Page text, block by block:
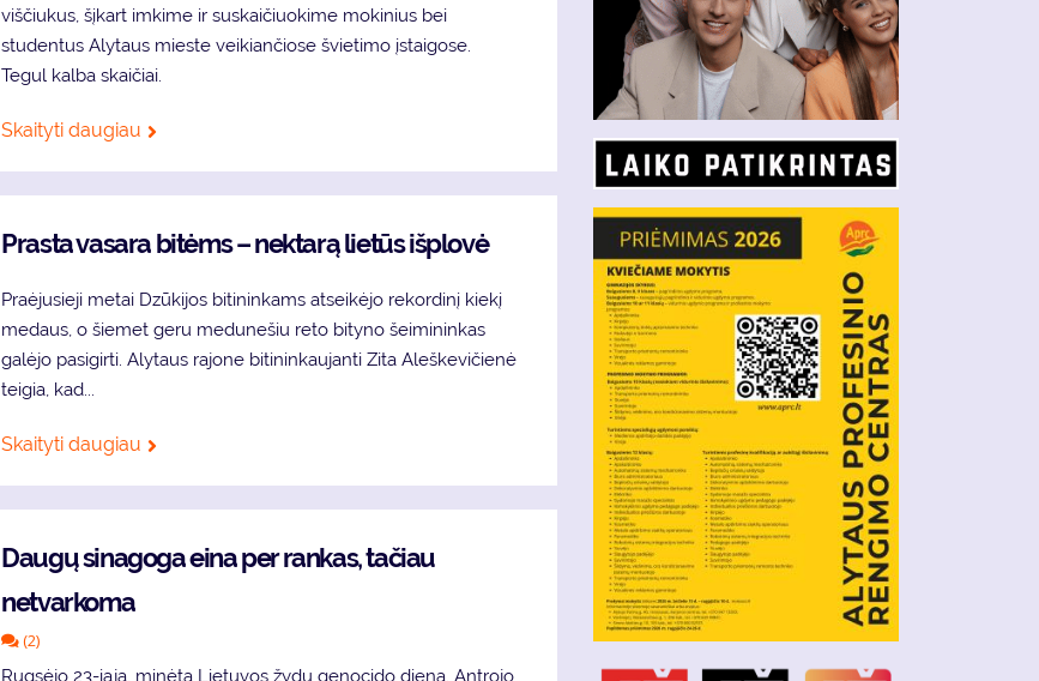
viščiukus, šįkart imkime ir suskaičiuokime mokinius bei
studentus Alytaus mieste veikiančiose švietimo įstaigose.
Tegul kalba skaičiai.
Skaityti daugiau
Prasta vasara bitėms – nektarą lietūs išplovė
Praėjusieji metai Dzūkijos bitininkams atseikėjo rekordinį kiekį
medaus, o šiemet geru medunešiu reto bityno šeimininkas
galėjo pasigirti. Alytaus rajone bitininkaujanti Zita Aleškevičienė
teigia, kad...
Skaityti daugiau
Daugų sinagoga eina per rankas, tačiau
netvarkoma
(2)
Rugsėjo 23-iąją, minėta Lietuvos žydų genocido diena. Antrojo